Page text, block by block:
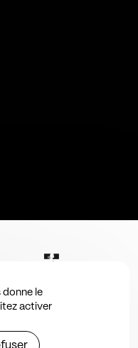
donne le
activer